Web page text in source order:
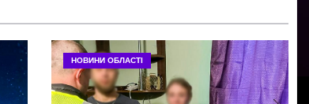
НОВИНИ ОБЛАСТІ